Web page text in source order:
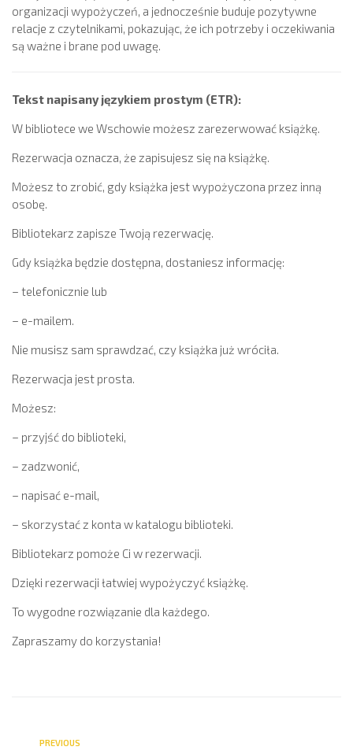
organizacji wypożyczeń, a jednocześnie buduje pozytywne
relacje z czytelnikami, pokazując, że ich potrzeby i oczekiwania
są ważne i brane pod uwagę.
Tekst napisany językiem prostym (ETR):
W bibliotece we Wschowie możesz zarezerwować książkę.
Rezerwacja oznacza, że zapisujesz się na książkę.
Możesz to zrobić, gdy książka jest wypożyczona przez inną
osobę.
Bibliotekarz zapisze Twoją rezerwację.
Gdy książka będzie dostępna, dostaniesz informację:
– telefonicznie lub
– e-mailem.
Nie musisz sam sprawdzać, czy książka już wróciła.
Rezerwacja jest prosta.
Możesz:
– przyjść do biblioteki,
– zadzwonić,
– napisać e-mail,
– skorzystać z konta w katalogu biblioteki.
Bibliotekarz pomoże Ci w rezerwacji.
Dzięki rezerwacji łatwiej wypożyczyć książkę.
To wygodne rozwiązanie dla każdego.
Zapraszamy do korzystania!
PREVIOUS